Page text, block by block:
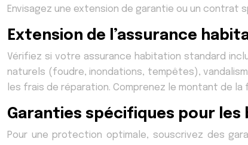
Envisagez une extension de garantie ou un contrat
Extension de l’assurance
Vérifiez si votre assurance habitation standard
naturels (foudre, inondations, tempêtes),
les frais de réparation. Comprenez le montant de
Garanties spécifiques pour les
Pour une protection optimale, souscrivez des